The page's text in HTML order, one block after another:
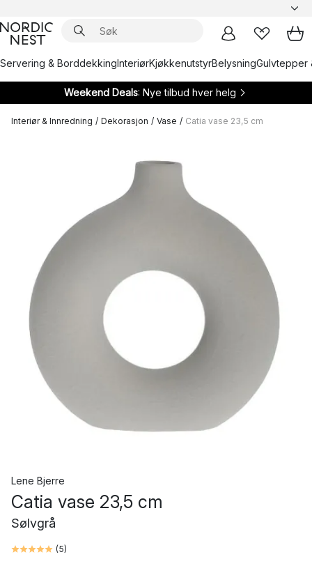
Servering & BorddekkingInteriørKjøkkenutstyrBelysningGulvtepper
Weekend Deals: Nye tilbud hver helg
Interiør & Innredning / Dekorasjon / Vase / Catia vase 23,5 cm
Lene Bjerre
Catia vase 23,5 cm
Sølvgrå
(5)